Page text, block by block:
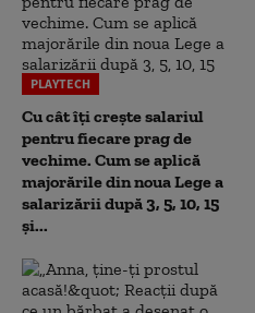
PLAYTECH
Cu cât îți crește salariul
pentru fiecare prag de
vechime. Cum se aplică
majorările din noua Lege a
salarizării după 3, 5, 10, 15
și...